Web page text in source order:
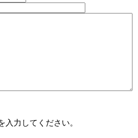
入力してください。